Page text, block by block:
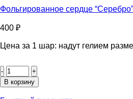
Фольгированное сердце
400 ₽
Цена за 1 шар: надут гелием
товара
Фольгированное
В корзину